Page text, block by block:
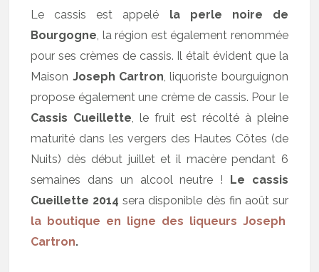
Le cassis est appelé la perle noire de
Bourgogne, la région est également renommée
pour ses crèmes de cassis. Il était évident que la
Maison Joseph Cartron, liquoriste bourguignon
propose également une crème de cassis. Pour le
Cassis Cueillette, le fruit est récolté à pleine
maturité dans les vergers des Hautes Côtes (de
Nuits) dès début juillet et il macère pendant 6
semaines dans un alcool neutre ! Le cassis
Cueillette 2014 sera disponible dès fin août sur
la boutique en ligne des liqueurs Joseph
Cartron.